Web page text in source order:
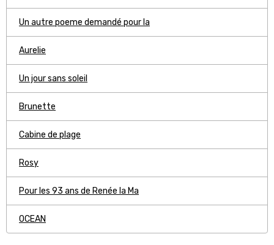
Un autre poeme demandé pour la
Aurelie
Un jour sans soleil
Brunette
Cabine de plage
Rosy
Pour les 93 ans de Renée la Ma
OCEAN